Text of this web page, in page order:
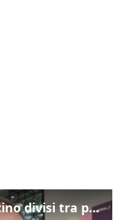
Spagna, gli italiani a Fiumicino divisi tra preoccupazione e dispiacere per i controlli